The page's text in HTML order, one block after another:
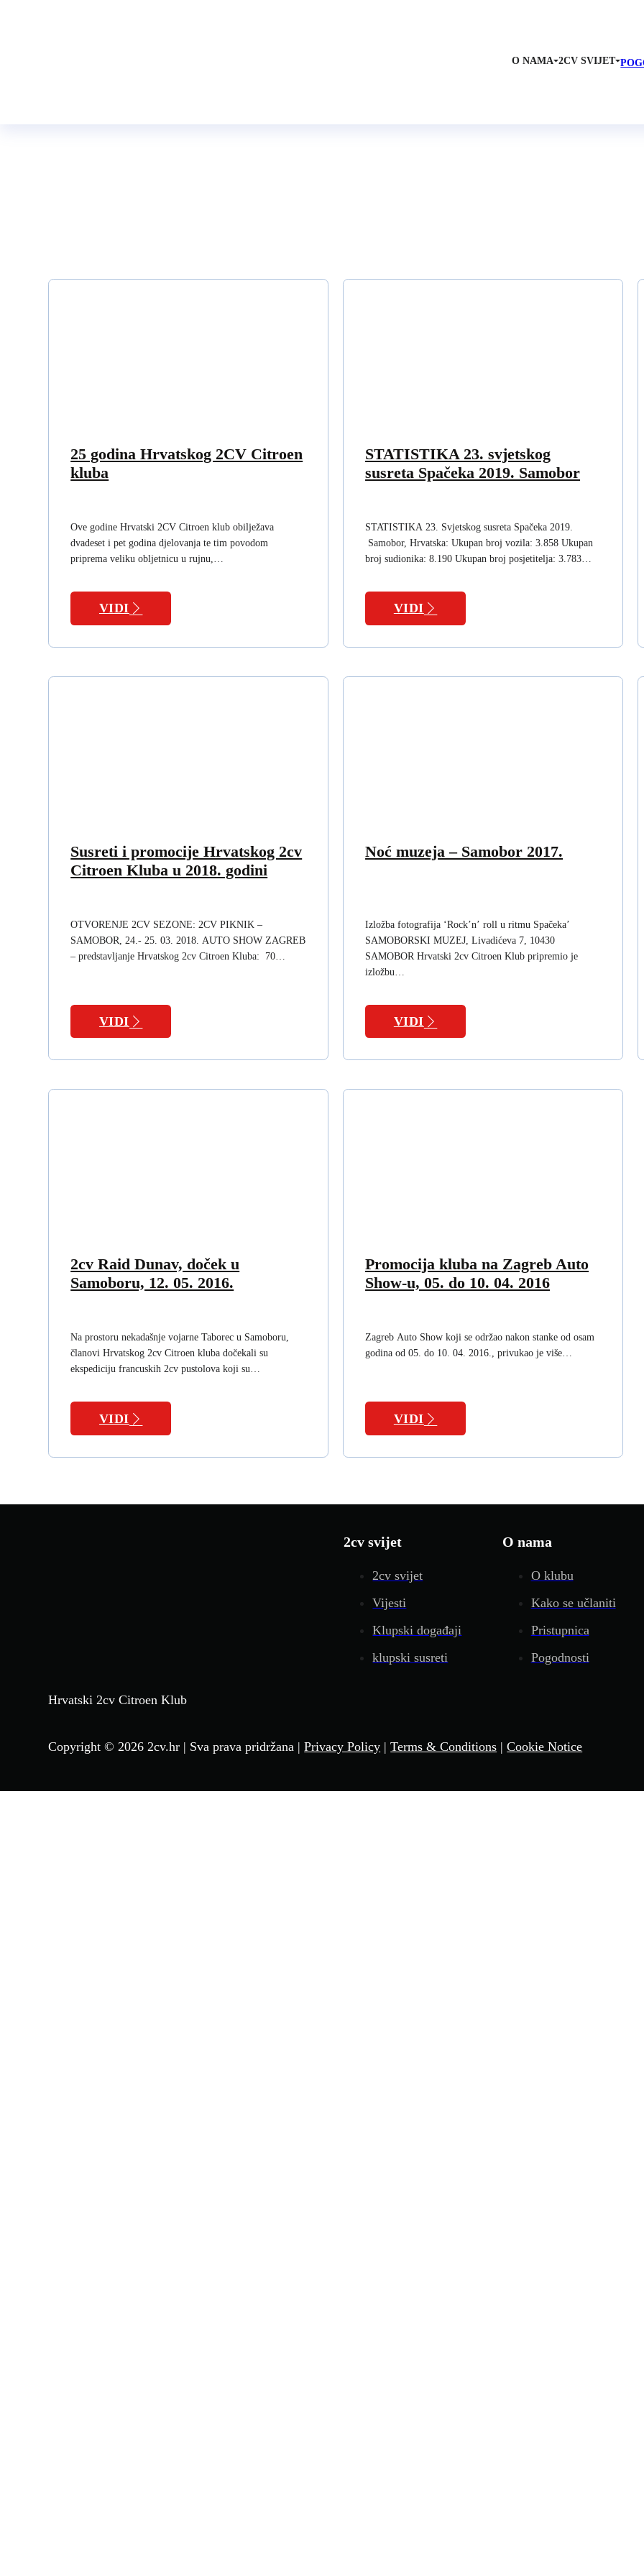
O NAMA 2CV SVIJET
25 godina Hrvatskog 2CV Citroen
kluba
Ove godine Hrvatski 2CV Citroen klub obilježava
dvadeset i pet godina djelovanja te tim povodom
priprema veliku obljetnicu u rujnu,…
VIDI
STATISTIKA 23. svjetskog
susreta Spačeka 2019. Samobor
STATISTIKA 23. Svjetskog susreta Spačeka 2019.
Samobor, Hrvatska: Ukupan broj vozila: 3.858 Ukupan
broj sudionika: 8.190 Ukupan broj posjetitelja: 3.783…
VIDI
Susreti i promocije Hrvatskog 2cv
Citroen Kluba u 2018. godini
OTVORENJE 2CV SEZONE: 2CV PIKNIK –
SAMOBOR, 24.- 25. 03. 2018.​ AUTO SHOW ZAGREB
– predstavljanje Hrvatskog 2cv Citroen Kluba: 70…
VIDI
Noć muzeja – Samobor 2017.
Izložba fotografija ‘Rock’n’ roll u ritmu Spačeka’
SAMOBORSKI MUZEJ, Livadićeva 7, 10430
SAMOBOR Hrvatski 2cv Citroen Klub pripremio je
izložbu…
VIDI
2cv Raid Dunav, doček u
Samoboru, 12. 05. 2016.
Na prostoru nekadašnje vojarne Taborec u Samoboru,
članovi Hrvatskog 2cv Citroen kluba dočekali su
ekspediciju francuskih 2cv pustolova koji su…
VIDI
Promocija kluba na Zagreb Auto
Show-u, 05. do 10. 04. 2016
Zagreb Auto Show koji se održao nakon stanke od osam
godina od 05. do 10. 04. 2016., privukao je više…
VIDI
Hrvatski 2cv Citroen Klub
2cv svijet
2cv svijet
Vijesti
Klupski događaji
klupski susreti
O nama
O klubu
Kako se učlaniti
Pristupnica
Pogodnosti
Copyright © 2026 2cv.hr | Sva prava pridržana |Privacy Policy |Terms & Conditions |Cookie Notice